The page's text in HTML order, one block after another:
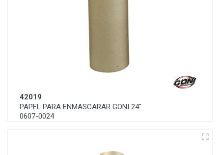
42019
PAPEL PARA ENMASCARAR GONI 24"
0607-0024